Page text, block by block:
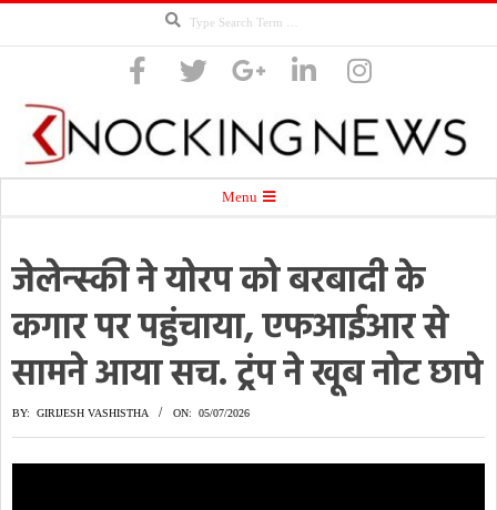
Knocking
News
Menu
जेलेन्स्की ने योरप को बरबादी के
कगार पर पहुंचाया, एफआईआर से
सामने आया सच. ट्रंप ने खूब नोट छापे
BY: GIRIJESH VASHISTHA ON: 05/07/2026